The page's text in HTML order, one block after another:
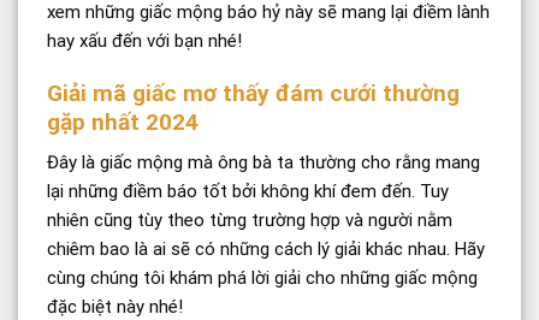
xem những giấc mộng báo hỷ này sẽ mang lại điềm lành
hay xấu đến với bạn nhé!
Giải mã giấc mơ thấy đám cưới thường
gặp nhất 2024
Đây là giấc mộng mà ông bà ta thường cho rằng mang
lại những điềm báo tốt bởi không khí đem đến. Tuy
nhiên cũng tùy theo từng trường hợp và người nằm
chiêm bao là ai sẽ có những cách lý giải khác nhau. Hãy
cùng chúng tôi khám phá lời giải cho những giấc mộng
đặc biệt này nhé!